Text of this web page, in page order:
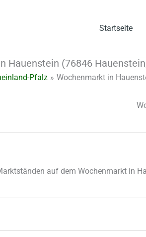
Startseite
Hauenstein (76846
Pfalz Wochenmarkt in
auf dem Wochenmarkt in